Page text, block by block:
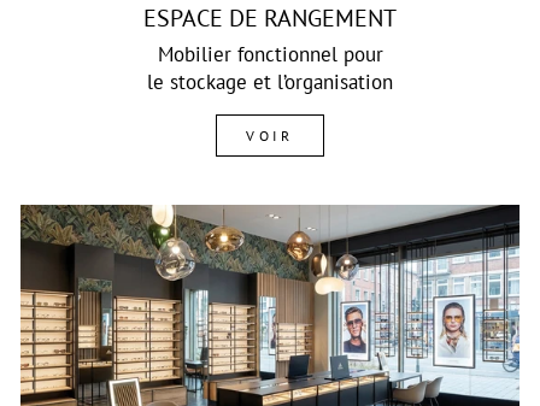
ESPACE DE RANGEMENT
Mobilier fonctionnel pour
le stockage et l’organisation
VOIR